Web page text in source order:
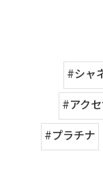
#シャ
#アク
#プラチナ